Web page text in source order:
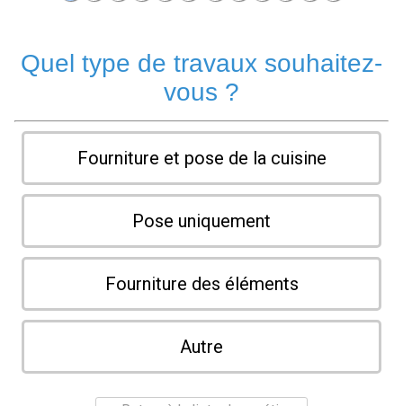
Quel type de travaux souhaitez-
vous ?
Fourniture et pose de la cuisine
Pose uniquement
Fourniture des éléments
Autre